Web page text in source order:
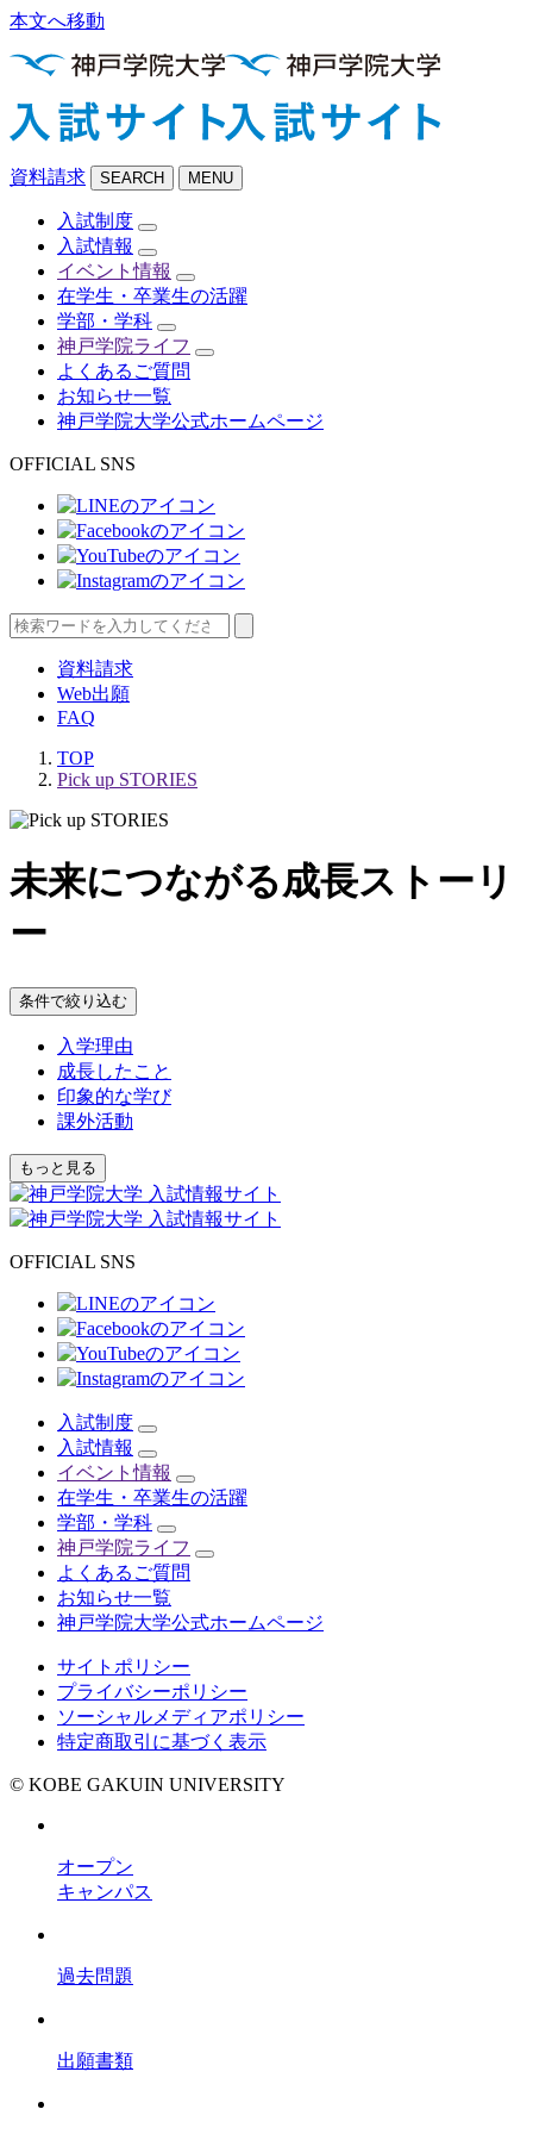
本文へ移動
資料請求 SEARCH MENU
入試制度
入試情報
イベント情報
在学生・卒業生の活躍
学部・学科
神戸学院ライフ
よくあるご質問
お知らせ一覧
神戸学院大学公式ホームページ
OFFICIAL SNS
資料請求
Web出願
FAQ
TOP
Pick up STORIES
未来につながる成長ストーリ
ー
条件で絞り込む
入学理由
成長したこと
印象的な学び
課外活動
もっと見る
OFFICIAL SNS
入試制度
入試情報
イベント情報
在学生・卒業生の活躍
学部・学科
神戸学院ライフ
よくあるご質問
お知らせ一覧
神戸学院大学公式ホームページ
サイトポリシー
プライバシーポリシー
ソーシャルメディアポリシー
特定商取引に基づく表示
© KOBE GAKUIN UNIVERSITY
オープン
キャンパス
過去問題
出願書類